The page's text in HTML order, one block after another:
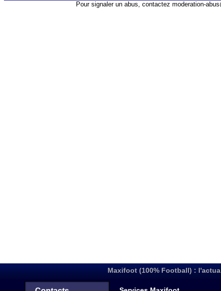
Pour signaler un abus, contactez moderation-
Maxifoot (100% Football) :